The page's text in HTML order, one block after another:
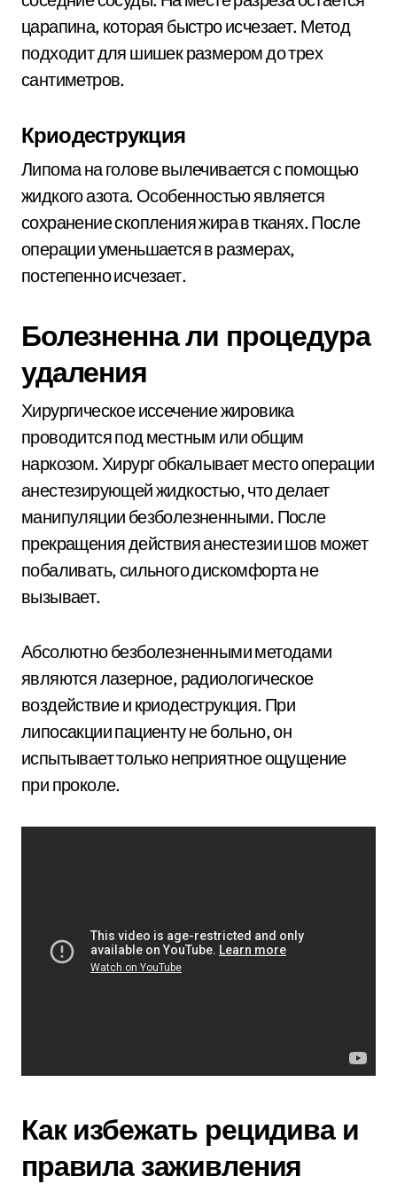
царапина, которая быстро исчезает. Метод
подходит для шишек размером до трех
сантиметров.
Криодеструкция
Липома на голове вылечивается с помощью
жидкого азота. Особенностью является
сохранение скопления жира в тканях. После
операции уменьшается в размерах,
постепенно исчезает.
Болезненна ли процедура
удаления
Хирургическое иссечение жировика
проводится под местным или общим
наркозом. Хирург обкалывает место операции
анестезирующей жидкостью, что делает
манипуляции безболезненными. После
прекращения действия анестезии шов может
побаливать, сильного дискомфорта не
вызывает.
Абсолютно безболезненными методами
являются лазерное, радиологическое
воздействие и криодеструкция. При
липосакции пациенту не больно, он
испытывает только неприятное ощущение
при проколе.
Как избежать рецидива и
правила заживления